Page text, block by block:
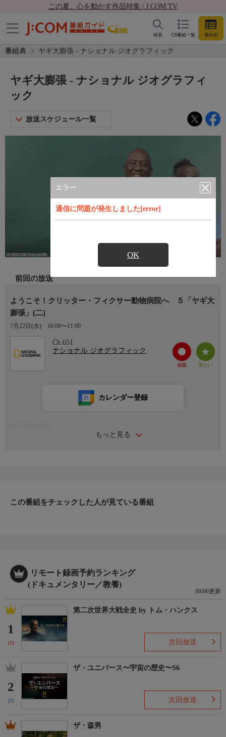
この夏、心を動かす作品特集 | J:COM TV
CS番組一覧 番組表
検索
番組表 ヤギ大膨張 - ナショナル ジオグラフィック
エラー
通信に問題が発生しました[error]
OK
ヤギ大膨張 - ナショナル ジオグラフィ
ック
放送スケジュール一覧
前回の放送
ようこそ！クリッター・フィクサー動物病院へ ５「ヤギ大
膨張」[二]
7月22日(水) 10:00〜11:00
Ch.651
ナショナル ジオグラフィック
もっと見る
カレンダー登録
と、そんな彼らの下で働く愛情深いスタッフたちの奮闘を追う。
出してくれないウサギや、“吸血線虫”に寄生されたカメに加え、
耳ダニに感染したイヌのきょうだいと、鼻づまりを起こしたモル
この番組をチェックした人が見ている番組
リモート録画予約ランキング
(ドキュメンタリー／教養)
08/06更新
1
(1)
第二次世界大戦全史 by トム・ハンクス
次回放送
2
(2)
ザ・ユニバース〜宇宙の歴史〜S6
次回放送
ザ・森男